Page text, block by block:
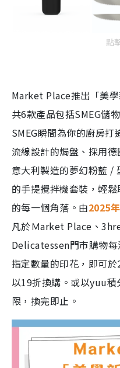
點
Market Place推出「美
共6款產品包括SMEG儲
SMEG瞬間為你的廚房
流線設計的焗盤、採用
意大利製造的夢幻粉藍 /
的手提攪拌機套裝，輕
的每一個角落。由2025
凡於Ｍarket Place、
Delicatessen門市購物
指定數量的印花，即可
以19折換購。或以yuu
限，換完即止。